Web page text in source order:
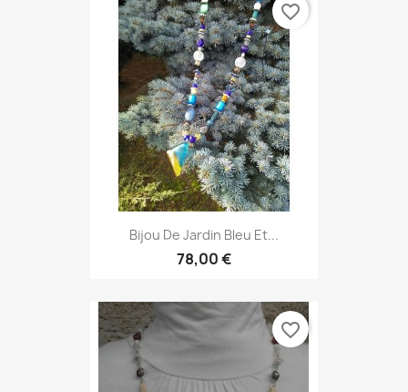
Bijou De Jardin Bleu Et...
78,00 €
favorite_border
favorite_border